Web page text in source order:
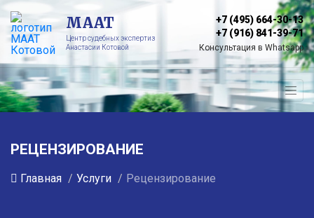
МААТ
Центр судебных экспертиз
Анастасии Котовой
+7 (495) 664-30-13
+7 (916) 841-39-71
Консультация в Whatsapp
РЕЦЕНЗИРОВАНИЕ
Главная Услуги Рецензирование